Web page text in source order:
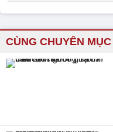
CÙNG CHUYÊN MỤC